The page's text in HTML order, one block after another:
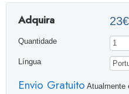
Adquira 23€
Quantidade
Língua
Envio Gratuito Atualmente